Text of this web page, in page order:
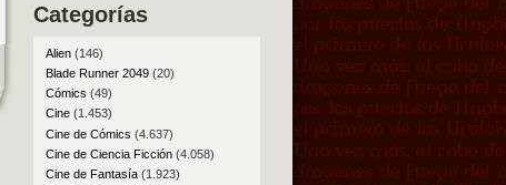
Categorías
Alien(146)
Blade Runner 2049(20)
Cómics (49)
Cine(1.453)
Cine de Cómics (4.637)
Cine de Ciencia Ficción(4.058)
Cine de Fantasía(1.923)